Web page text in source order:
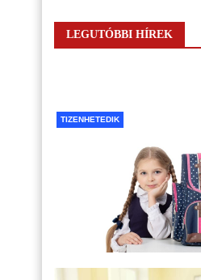
LEGUTÓBBI HÍREK
TIZENHETEDIK